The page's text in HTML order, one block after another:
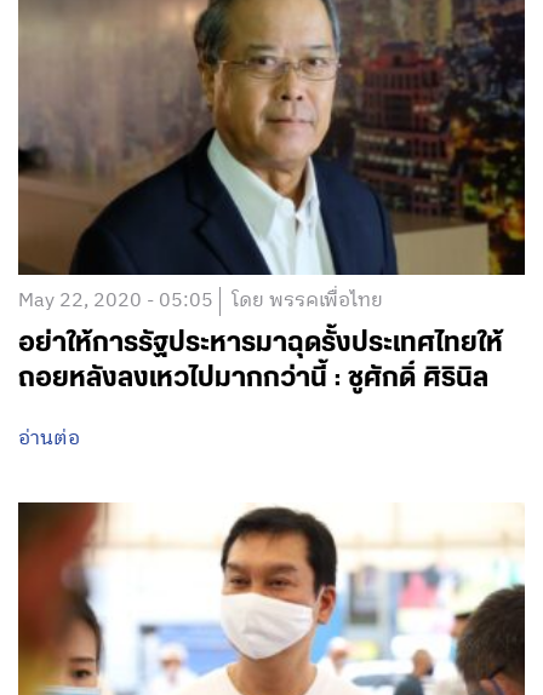
“โควิด” คุกคาม – “ภัยแล้ง” ลุกลาม : “นพ ชี
วานันท์” ฉายภาพวิกฤติซ้อนวิกฤติ “ชาวเมือง
อ่านต่อ
May 22, 2020 - 05:05 โดย พรรคเพื่อไทย
อย่าให้การรัฐประหารมาฉุดรั้งประเทศไทยให้
ถอยหลังลงเหวไปมากกว่านี้ : ชูศักดิ์ ศิรินิล